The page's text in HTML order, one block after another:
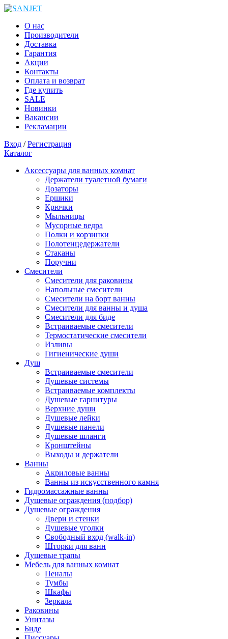
О нас
Производители
Доставка
Гарантия
Акции
Контакты
Оплата и возврат
Где купить
SALE
Новинки
Вакансии
Рекламации
Вход /Регистрация
Каталог
Аксессуары для ванных комнат
Держатели туалетной бумаги
Дозаторы
Ершики
Крючки
Мыльницы
Мусорные ведра
Полки и корзинки
Полотенцедержатели
Стаканы
Поручни
Смесители
Смесители для раковины
Напольные смесители
Смесители на борт ванны
Смесители для ванны и душа
Смесители для биде
Встраиваемые смесители
Термостатические смесители
Изливы
Гигиенические души
Душ
Встраиваемые смесители
Душевые системы
Встраиваемые комплекты
Душевые гарнитуры
Верхние души
Душевые лейки
Душевые панели
Душевые шланги
Кронштейны
Выходы и держатели
Ванны
Акриловые ванны
Ванны из искусственного камня
Гидромассажные ванны
Душевые ограждения (подбор)
Душевые ограждения
Двери и стенки
Душевые уголки
Свободный вход (walk-in)
Шторки для ванн
Душевые трапы
Мебель для ванных комнат
Пеналы
Тумбы
Шкафы
Зеркала
Раковины
Унитазы
Биде